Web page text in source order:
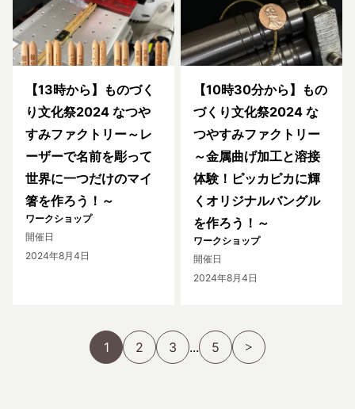
【13時から】ものづく
り文化祭2024 なつや
すみファクトリー～レ
ーザーで名前を彫って
世界に一つだけのマイ
箸を作ろう！～
ワークショップ
開催日
2024年8月4日
【10時30分から】もの
づくり文化祭2024 な
つやすみファクトリー
～金属曲げ加工と溶接
体験！ピッカピカに輝
くオリジナルバングル
を作ろう！～
ワークショップ
開催日
2024年8月4日
1 2 3 ... 5